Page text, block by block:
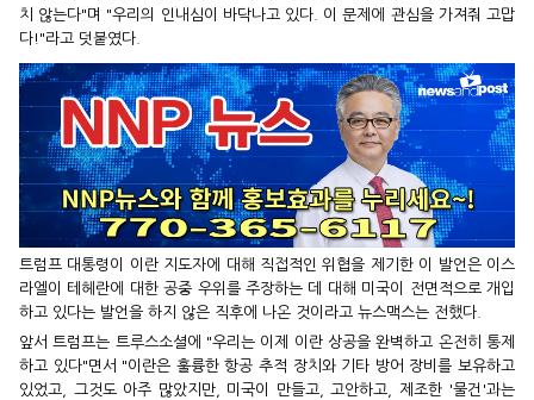
치 않는다"며 "우리의 인내심이 바닥나고 있다. 이 문제에 관심을 가져줘 고맙
다!"라고 덧붙였다.
트럼프 대통령이 이란 지도자에 대해 직접적인 위협을 제기한 이 발언은 이스
라엘이 테헤란에 대한 공중 우위를 주장하는 데 대해 미국이 전면적으로 개입
하고 있다는 발언을 하지 않은 직후에 나온 것이라고 뉴스맥스는 전했다.
앞서 트럼프는 트루스소셜에 "우리는 이제 이란 상공을 완벽하고 온전히 통제
하고 있다"면서 "이란은 훌륭한 항공 추적 장치와 기타 방어 장비를 보유하고
있었고, 그것도 아주 많았지만, 미국이 만들고, 고안하고, 제조한 '물건'과는